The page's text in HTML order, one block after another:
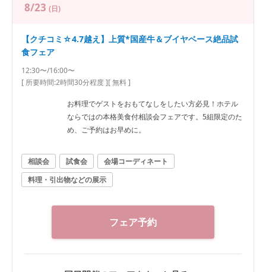
8/23 (日)
【クチコミ☆4.7越え】上質*国産牛＆ブイヤベース絶品試
食フェア
12:30〜/16:00〜
[ 所要時間:2時間30分程度][ 無料 ]
お料理でゲストをおもてなしをしたい方必見！ホテル
ならではの本格美食付相談会フェアです。5組限定のた
め、ご予約はお早めに。
相談会 試食会
会場コーディネート
料理・引出物などの展示
フェア予約